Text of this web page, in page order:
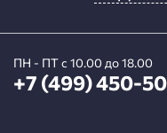
ПН - ПТ с 10.00 до 18.00
+7 (499) 450-